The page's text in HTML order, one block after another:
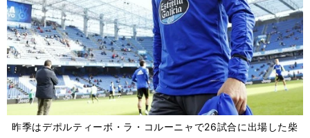
昨季はデポルティーボ・ラ・コルーニャで26試合に出場した柴